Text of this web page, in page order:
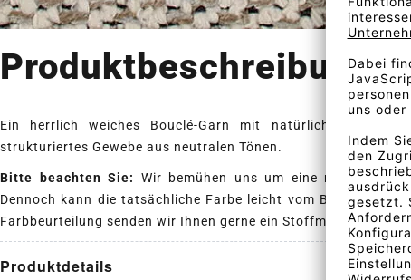
Produktbeschreibung
Ein herrlich weiches Bouclé-Garn mit natürlicher Eleganz
strukturiertes Gewebe aus neutralen Tönen.
Bitte beachten Sie:
Wir bemühen uns um eine realistische
Dennoch kann die tatsächliche Farbe leicht vom
Farbbeurteilung senden wir Ihnen gerne ein Stoffmuster.
Produktdetails